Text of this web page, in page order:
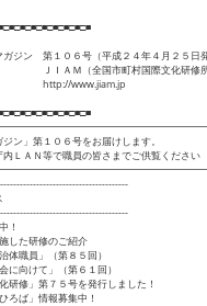
ジン 第１０６号（平成２４年４月２５日発
国市町村国際文化研修所
ジン」第１０６号をお届けします。
ＬＡＮ等で職員の皆さまでご供覧くださ
！
した研修のご紹介
職員」（第８５回）
向けて」（第６１回）
修」第７５号を発行しました！
ば」情報募集中！